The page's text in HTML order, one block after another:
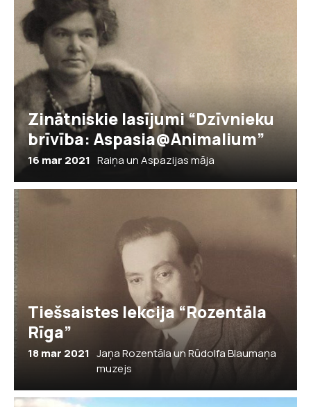
Zinātniskie lasījumi “Dzīvnieku
brīvība: Aspasia@Animalium”
16 mar 2021 Raiņa un Aspazijas māja
Tiešsaistes lekcija “Rozentāla
Rīga”
18 mar 2021 Jaņa Rozentāla un Rūdolfa Blaumaņa
muzejs